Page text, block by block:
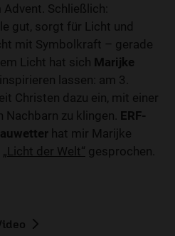
Schließlich:
gut, sorgt für Licht und
mit Symbolkraft – gerade
Licht hat sich Marijke
lassen: am 3.
Christen dazu ein, mit einer
Nachbarn zu klingen. ERF-
hat mir Marijke
„Licht der Welt“ gesprochen.